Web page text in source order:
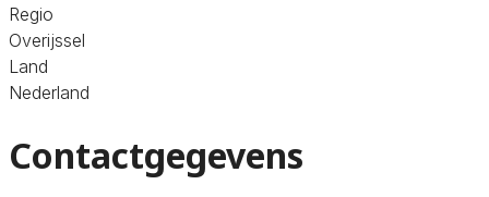
Regio
Overijssel
Land
Nederland
Contactgegevens